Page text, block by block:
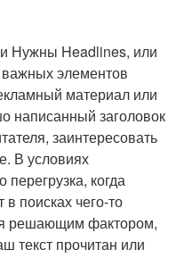
Нужны Headlines, или
элементов
материал или
написанный заголовок
заинтересовать
В условиях
когда
в поисках чего-то
решающим фактором,
текст прочитан или